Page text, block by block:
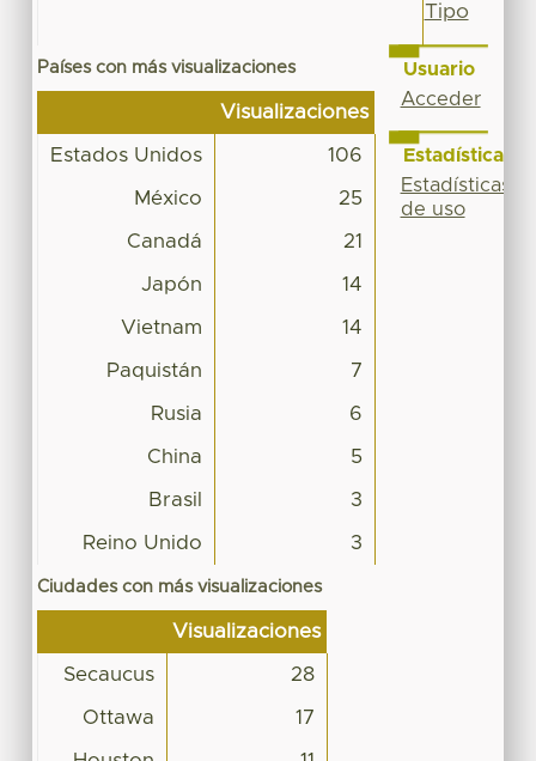
Países con más visualizaciones
Visualizaciones
Estados Unidos 106
México 25
Canadá 21
Japón 14
Vietnam 14
Paquistán 7
Rusia 6
China 5
Brasil 3
Reino Unido 3
Ciudades con más visualizaciones
Visualizaciones
Secaucus 28
Ottawa 17
Tipo
Usuario
Acceder
Estadísticas
Estadísticas
de uso